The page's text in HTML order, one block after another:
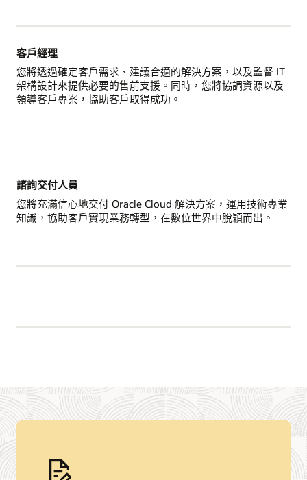
客戶經理
您將透過確定客戶需求、建議合適的解決方案，以及監督 IT
架構設計來提供必要的售前支援。同時，您將協調資源以及
領導客戶專案，協助客戶取得成功。
諮詢交付人員
您將充滿信心地交付 Oracle Cloud 解決方案，運用技術專業
知識，協助客戶實現業務轉型，在數位世界中脫穎而出。